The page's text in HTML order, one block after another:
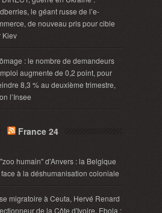
le géant russe de l’e-
de nouveau pris pour cible
Kiev
: le nombre de demandeurs
augmente de 0,2 point, pour
8,3 % au deuxième trimestre,
l’Insee
France 24
humain" d'Anvers : la Belgique
à la déshumanisation coloniale
migratoire à Ceuta, Hervé Renard
de la Côte d'Ivoire, Ebola :